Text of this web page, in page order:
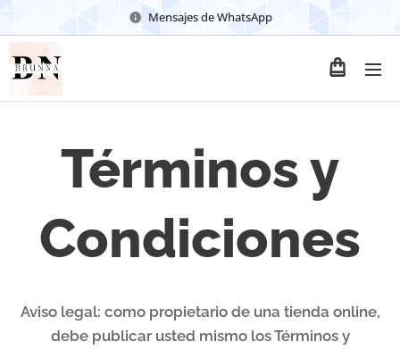
Mensajes de WhatsApp
Términos y
Condiciones
Aviso legal: como propietario de una tienda online,
debe publicar usted mismo los Términos y